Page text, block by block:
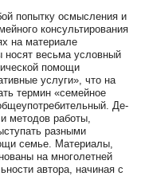
попытку осмысления и
консультирования
на материале
носят весьма условный
помощи
услуги», что на
термин «семейное
Де-
методов работы,
разными
семье. Материалы,
на многолетней
автора, начиная с